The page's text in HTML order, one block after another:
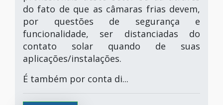
do fato de que as câmaras frias devem,
por questões de segurança e
funcionalidade, ser distanciadas do
contato solar quando de suas
aplicações/instalações.
É também por conta di...